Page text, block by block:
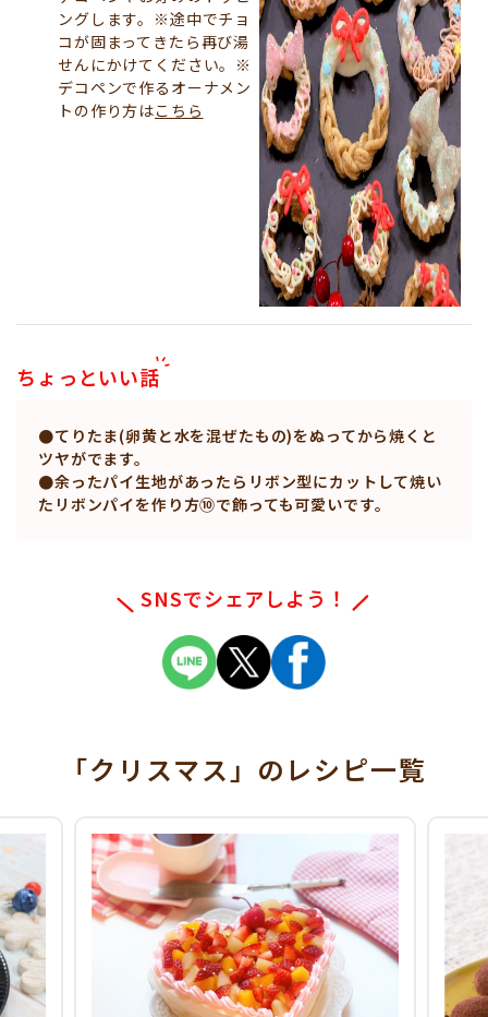
ングします。※途中でチョ
コが固まってきたら再び湯
せんにかけてください。※
デコペンで作るオーナメン
トの作り方はこちら
ちょっといい話
●てりたま(卵黄と水を混ぜたもの)をぬってから焼くと
ツヤがでます。
●余ったパイ生地があったらリボン型にカットして焼い
たリボンパイを作り方⑩で飾っても可愛いです。
SNSでシェアしよう！
「クリスマス」 のレシピ一覧